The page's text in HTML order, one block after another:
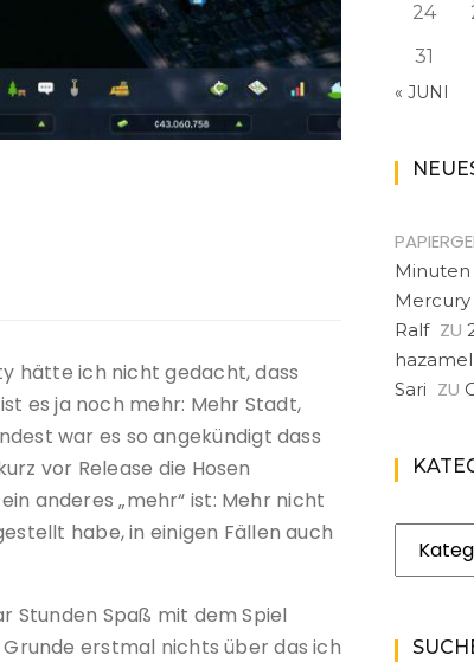
hätte ich nicht gedacht, dass
es ja noch mehr: Mehr Stadt,
war es so angekündigt dass
vor Release die Hosen
anderes „mehr“ ist: Mehr nicht
habe, in einigen Fällen auch
Stunden Spaß mit dem Spiel
erstmal nichts über das ich
24
31
« JUNI
Minuten
Ralf ZU
hazamel
Sari ZU